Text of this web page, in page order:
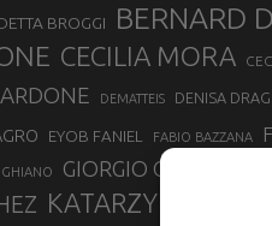
BROGGI BERNARD
CECILIA MORA
DEMATTEIS DENISA
EYOB FANIEL FABIO BAZZANA
GIORGIO CALCATERRA
KATARZYNA